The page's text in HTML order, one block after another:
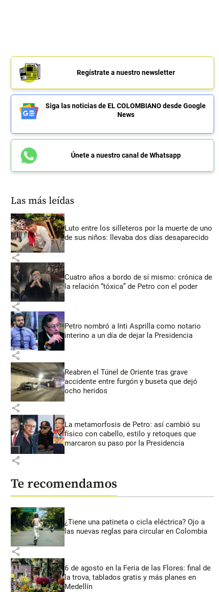
Regístrate a nuestro newsletter
Siga las noticias de EL COLOMBIANO desde Google
News
Únete a nuestro canal de Whatsapp
Las más leídas
Luto entre los silleteros por la muerte de uno
de sus niños: llevaba dos días desaparecido
share
Cuatro años a bordo de sí mismo: crónica de
la relación “tóxica” de Petro con el poder
share
Petro nombró a Inti Asprilla como notario
interino a un día de dejar la Presidencia
share
Reabren el Túnel de Oriente tras grave
accidente entre furgón y buseta que dejó
ocho heridos
share
La metamorfosis de Petro: así cambió su
físico con cabello, estilo y retoques que
marcaron su paso por la Presidencia
share
Te recomendamos
¿Tiene una patineta o cicla eléctrica? Ojo a
las nuevas reglas para circular en Colombia
share
6 de agosto en la Feria de las Flores: final de
la trova, tablados gratis y más planes en
Medellín